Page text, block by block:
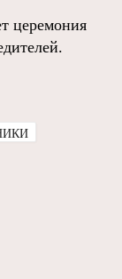
церемония